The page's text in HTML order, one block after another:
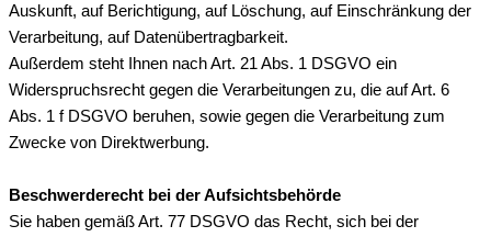
Auskunft, auf Berichtigung, auf Löschung, auf Einschränkung der
Verarbeitung, auf Datenübertragbarkeit.
Außerdem steht Ihnen nach Art. 21 Abs. 1 DSGVO ein
Widerspruchsrecht gegen die Verarbeitungen zu, die auf Art. 6
Abs. 1 f DSGVO beruhen, sowie gegen die Verarbeitung zum
Zwecke von Direktwerbung.
Beschwerderecht bei der Aufsichtsbehörde
Sie haben gemäß Art. 77 DSGVO das Recht, sich bei der